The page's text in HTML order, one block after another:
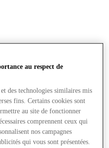
au respect de
des technologies similaires mis
fins. Certains cookies sont
au site de fonctionner
comprennent ceux qui
nos campagnes
qui vous sont présentées.